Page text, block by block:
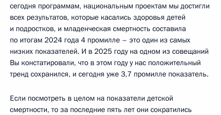
сегодня программам, национальным проектам мы достигли
всех результатов, которые касались здоровья детей
и подростков, и младенческая смертность составила
по итогам 2024 года 4 промилле – это один из самых
низких показателей. И в 2025 году на одном из совещаний
Вы констатировали, что в этом году у нас положительный
тренд сохранился, и сегодня уже 3,7 промилле показатель.
Если посмотреть в целом на показатели детской
смертности, то за последние пять лет они сократились